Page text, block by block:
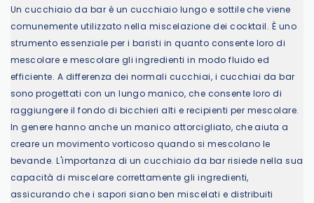
Un cucchiaio da bar è un cucchiaio lungo e sottile che viene
comunemente utilizzato nella miscelazione dei cocktail. È uno
strumento essenziale per i baristi in quanto consente loro di
mescolare e mescolare gli ingredienti in modo fluido ed
efficiente. A differenza dei normali cucchiai, i cucchiai da bar
sono progettati con un lungo manico, che consente loro di
raggiungere il fondo di bicchieri alti e recipienti per mescolare.
In genere hanno anche un manico attorcigliato, che aiuta a
creare un movimento vorticoso quando si mescolano le
bevande. L'importanza di un cucchiaio da bar risiede nella sua
capacità di miscelare correttamente gli ingredienti,
assicurando che i sapori siano ben miscelati e distribuiti